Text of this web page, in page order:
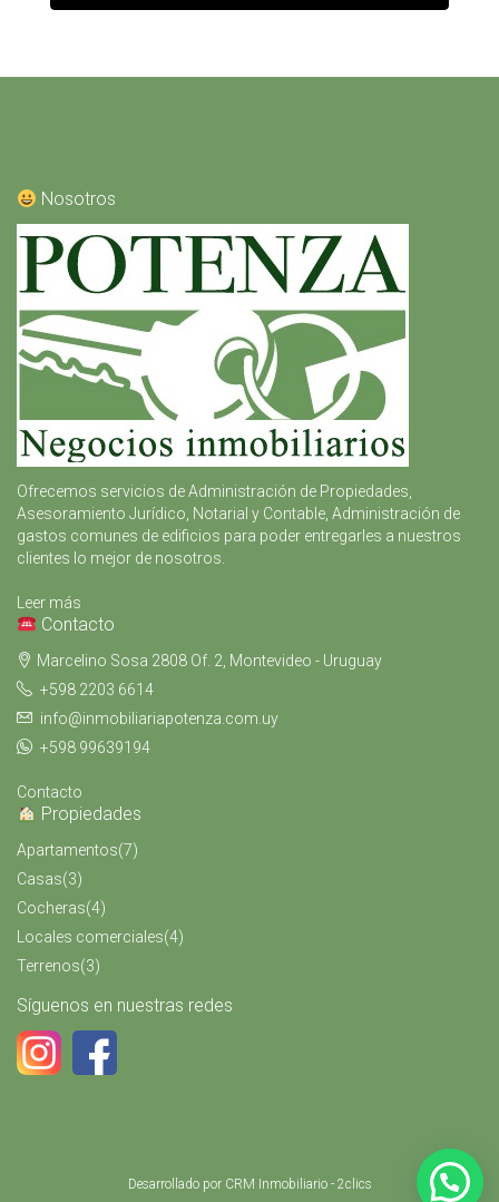
Nosotros
Ofrecemos servicios de Administración de Propiedades,
Asesoramiento Jurídico, Notarial y Contable, Administración de
gastos comunes de edificios para poder entregarles a nuestros
clientes lo mejor de nosotros.
Leer más
Contacto
Marcelino Sosa 2808 Of. 2, Montevideo - Uruguay
+598 2203 6614
info@inmobiliariapotenza.com.uy
+598 99639194
Contacto
Propiedades
Apartamentos(7)
Casas(3)
Cocheras(4)
Locales comerciales(4)
Terrenos(3)
Síguenos en nuestras redes
Desarrollado por CRM Inmobiliario - 2clics